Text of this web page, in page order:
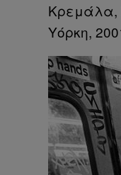
Κρεμάλα,
Υόρκη,